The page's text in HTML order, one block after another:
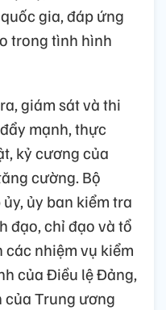
gia, đáp ứng
trong tình hình
giám sát và thi
mạnh, thực
kỷ cương của
cường. Bộ
ủy ban kiểm tra
đạo, chỉ đạo và tổ
nhiệm vụ kiểm
của Điều lệ Đảng,
Trung ương